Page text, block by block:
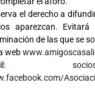
el derecho a
aparezcan.
de las que se
web